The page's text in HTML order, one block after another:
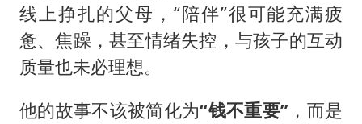
线上挣扎的父母，“陪伴”很可能充满疲
惫、焦躁，甚至情绪失控，与孩子的互动
质量也未必理想。
他的故事不该被简化为“钱不重要” ，而是